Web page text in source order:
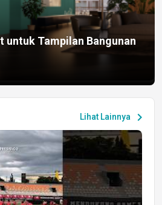
untuk Tampilan Bangunan
Lihat Lainnya chevron_right